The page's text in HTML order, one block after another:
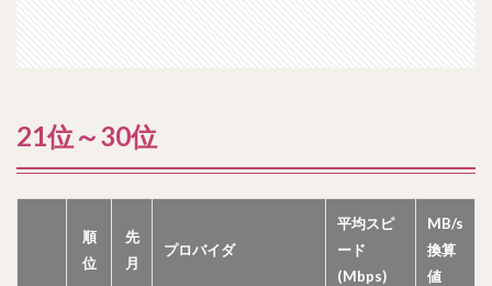
21位～30位
順
位
先
月
プロバイダ
平均スピ
ード
(Mbps)
MB/s
換算
値